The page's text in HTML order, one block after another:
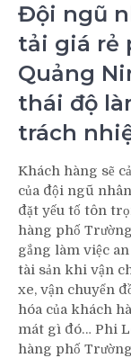
Đội ngũ
tải giá rẻ
Quảng
thái độ
trách
Khách hàng sẽ
của đội ngũ
đặt yếu tố tôn
hàng phố
gắng làm việc
tài sản khi vận
xe, vận chuyển
hóa của khách
mát gì đó… Phi
hàng phố